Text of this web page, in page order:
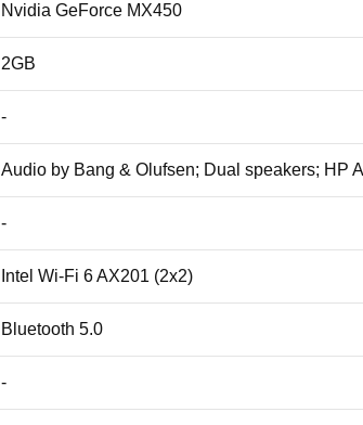
Nvidia GeForce MX450
2GB
-
Audio by Bang & Olufsen; Dual speakers; HP
-
Intel Wi-Fi 6 AX201 (2x2)
Bluetooth 5.0
-